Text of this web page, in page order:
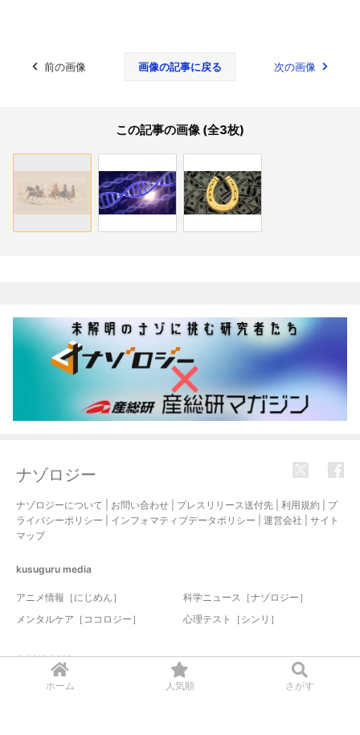
ホーム 人気順 さがす
前の画像 画像の記事に戻る 次の画像
この記事の画像 (全3枚)
ナゾロジー
ナゾロジーについて お問い合わせ プレスリリース送付先 利用規約
プ
ライバシーポリシー
インフォマティブデータポリシー 運営会社
サイト
マップ
kusuguru media
アニメ情報［にじめん］
科学ニュース［ナゾロジー］
メンタルケア［ココロジー］
心理テスト［シンリ］
© 2017-2026 nazology. all rights reserved.